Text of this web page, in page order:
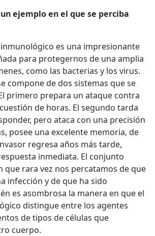
ejemplo en el que se perciba
inmunológico es una impresionante
para protegernos de una amplia
como las bacterias y los virus.
compone de dos sistemas que se
primero prepara un ataque contra
de horas. El segundo tarda
pero ataca con una precisión
posee una excelente memoria, de
regresa años más tarde,
inmediata. El conjunto
que rara vez nos percatamos de que
infección y de que ha sido
es asombrosa la manera en que el
distingue entre los agentes
de tipos de células que
cuerpo.